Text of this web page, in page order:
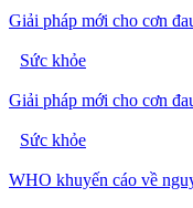
Giải pháp mới cho cơn
Sức khỏe
Giải pháp mới cho cơn
Sức khỏe
WHO khuyến cáo về